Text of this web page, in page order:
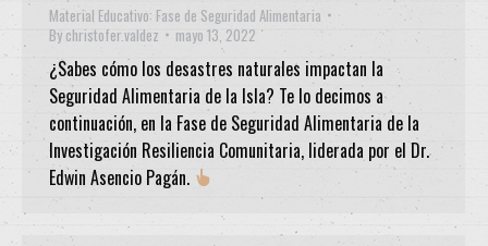
Material Educativo: Fase de Seguridad Alimentaria
By christofer.valdez mayo 13, 2022
¿Sabes cómo los desastres naturales impactan la
Seguridad Alimentaria de la Isla? Te lo decimos a
continuación, en la Fase de Seguridad Alimentaria de la
Investigación Resiliencia Comunitaria, liderada por el Dr.
Edwin Asencio Pagán.